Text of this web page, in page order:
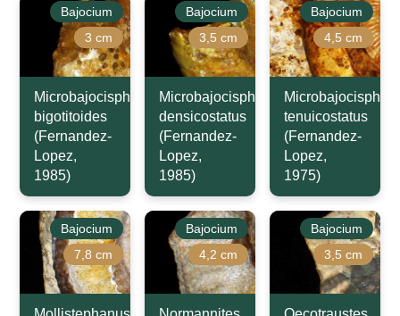
Bajocium
3 cm
Microbajocisphinctes
bigotitoides
(Fernandez-
Lopez,
1985)
Bajocium
3,5 cm
Microbajocisphinctes
densicostatus
(Fernandez-
Lopez,
1985)
Bajocium
4,5 cm
tenuicostatus
(Fernandez-
Lopez,
1975)
Bajocium
7,8 cm
Bajocium
4,2 cm
Bajocium
3,5 cm